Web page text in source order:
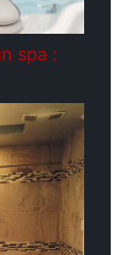
spa :